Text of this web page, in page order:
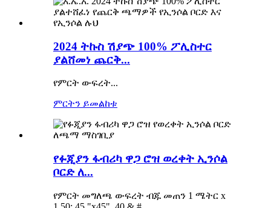
2024 ትኩስ ሽያጭ 100% ፖሊስተር
ያልሸመነ ጨርቅ...
የምርት ውፍረት...
ምርትን ይመልከቱ
የፉጂያን ፋብሪካ ዋጋ ሮዝ ወረቀት ኢንሶል
ቦርድ ለ...
የምርት መግለጫ ውፍረት ብጁ መጠን 1 ሜትር x